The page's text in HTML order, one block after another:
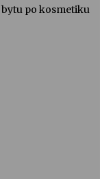
po kosmetiku